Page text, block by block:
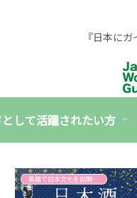
『日本に
して活躍されたい方
英語で日本文化を説明する